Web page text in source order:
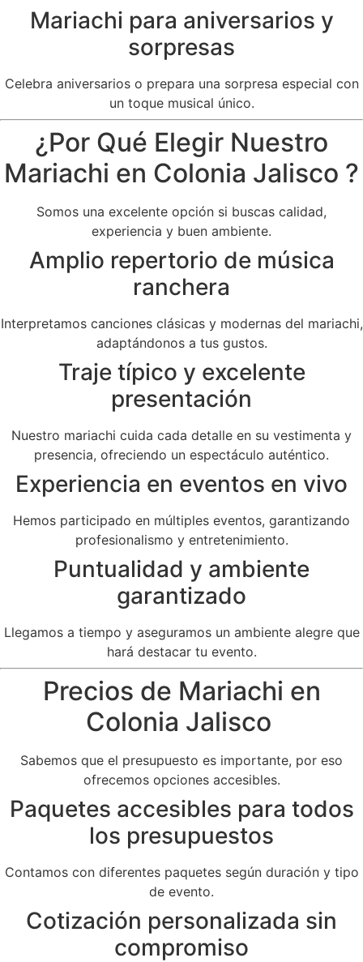
Mariachi para aniversarios y
sorpresas
Celebra aniversarios o prepara una sorpresa especial con
un toque musical único.
¿Por Qué Elegir Nuestro
Mariachi en Colonia Jalisco ?
Somos una excelente opción si buscas calidad,
experiencia y buen ambiente.
Amplio repertorio de música
ranchera
Interpretamos canciones clásicas y modernas del mariachi,
adaptándonos a tus gustos.
Traje típico y excelente
presentación
Nuestro mariachi cuida cada detalle en su vestimenta y
presencia, ofreciendo un espectáculo auténtico.
Experiencia en eventos en vivo
Hemos participado en múltiples eventos, garantizando
profesionalismo y entretenimiento.
Puntualidad y ambiente
garantizado
Llegamos a tiempo y aseguramos un ambiente alegre que
hará destacar tu evento.
Precios de Mariachi en
Colonia Jalisco
Sabemos que el presupuesto es importante, por eso
ofrecemos opciones accesibles.
Paquetes accesibles para todos
los presupuestos
Contamos con diferentes paquetes según duración y tipo
de evento.
Cotización personalizada sin
compromiso